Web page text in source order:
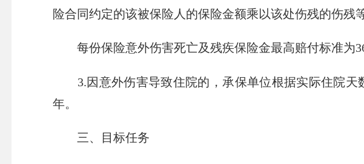
险合同约定的该被保险人的保险金额乘以该处伤残的伤残
每份保险意外伤害死亡及残疾保险金最高赔付标准为
3.因意外伤害导致住院的，承保单位根据实际住院天
年。
三、目标任务